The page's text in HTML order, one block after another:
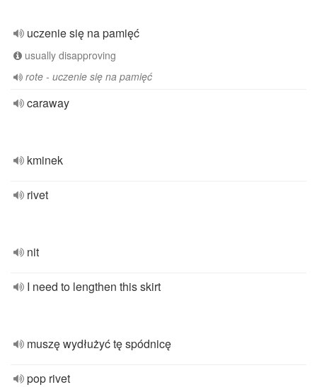
uczenie się na pamięć
usually disapproving
rote - uczenie się na pamięć
caraway
kminek
rivet
nit
I need to lengthen this skirt
muszę wydłużyć tę spódnicę
pop rivet